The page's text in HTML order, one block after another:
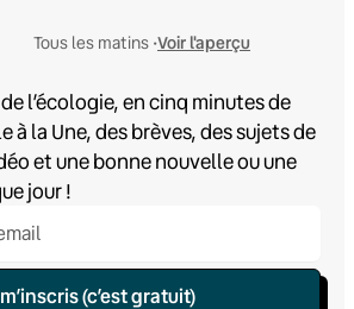
Tous les matins •Voir l'aperçu
l’écologie, en cinq minutes de
à la Une, des brèves, des sujets de
et une bonne nouvelle ou une
jour !
(c’est gratuit)